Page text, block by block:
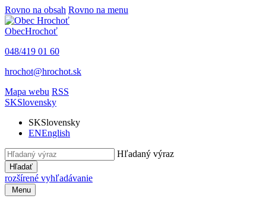
Rovno na obsah Rovno na menu
ObecHrochoť
048/419 01 60
hrochot@hrochot.sk
Mapa webu RSS
SKSlovensky
SKSlovensky
ENEnglish
Hľadaný výraz
Hľadať
rozšírené vyhľadávanie
Menu